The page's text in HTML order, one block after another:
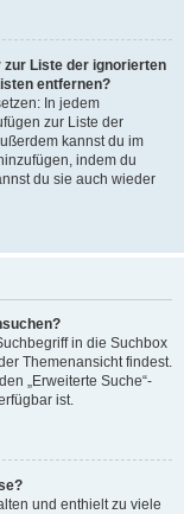
zur Liste der ignorierten
entfernen?
In jedem
zur Liste der
kannst du im
indem du
du sie auch wieder
in die Suchbox
Themenansicht findest.
„Erweiterte Suche“-
ist.
und enthielt zu viele